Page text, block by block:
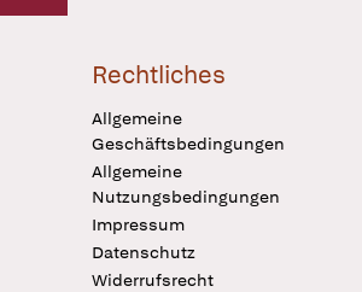
Rechtliches
Allgemeine
Geschäftsbedingungen
Allgemeine
Nutzungsbedingungen
Impressum
Datenschutz
Widerrufsrecht